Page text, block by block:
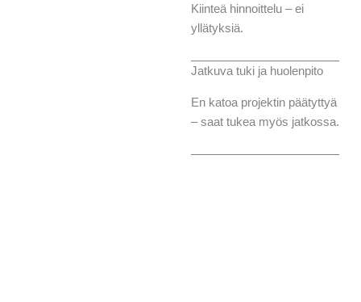
Kiinteä hinnoittelu – ei
yllätyksiä.
Jatkuva tuki ja huolenpito
En katoa projektin päätyttyä
– saat tukea myös jatkossa.